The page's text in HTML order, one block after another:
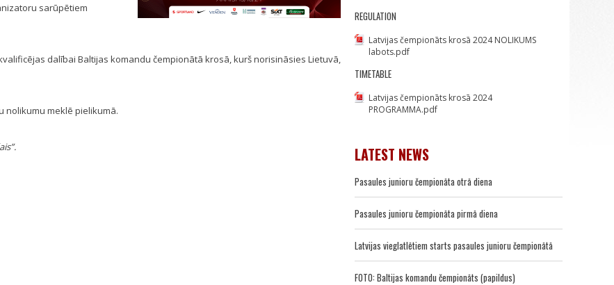
sarūpētiem
dalībai Baltijas komandu čempionātā krosā, kurš norisināsies Lietuvā,
nolikumu meklē pielikumā.
REGULATION
Latvijas čempionāts krosā 2024 NOLIKUMS
labots.pdf
TIMETABLE
Latvijas čempionāts krosā 2024
PROGRAMMA.pdf
LATEST NEWS
Pasaules junioru čempionāta otrā diena
Pasaules junioru čempionāta pirmā diena
Latvijas vieglatlētiem starts pasaules junioru čempionātā
FOTO: Baltijas komandu čempionāts (papildus)